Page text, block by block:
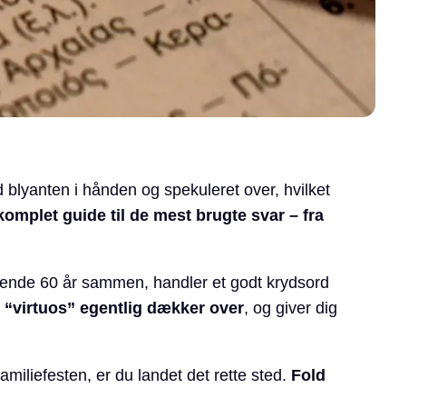
i hånden og spekuleret over, hvilket
guide til de mest brugte svar – fra
60 år sammen, handler et godt krydsord
“virtuos” egentlig dækker over, og giver dig
er du landet det rette sted. Fold